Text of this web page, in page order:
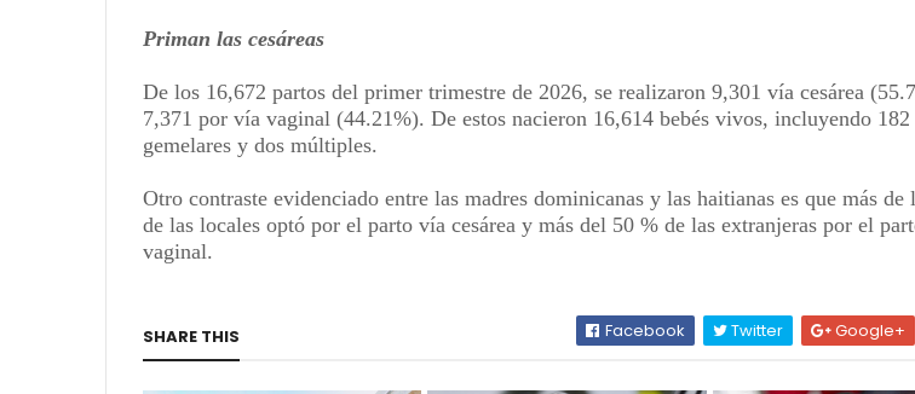
Priman las cesáreas
De los 16,672 partos del primer trimestre de 2026, se realizaron 9,301 vía cesárea
7,371 por vía vaginal (44.21%). De estos nacieron 16,614 bebés vivos, incluyendo 182
gemelares y dos múltiples.
Otro contraste evidenciado entre las madres dominicanas y las haitianas es que más de
de las locales optó por el parto vía cesárea y más del 50 % de las extranjeras por el
vaginal.
SHARE THIS Facebook Twitter Google+